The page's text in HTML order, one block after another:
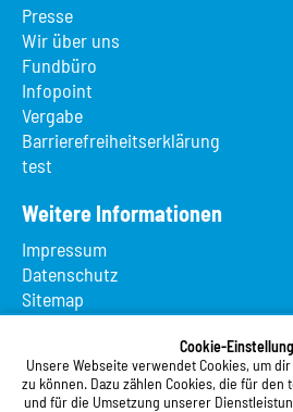
Cookie-
Unsere Webseite verwendet Cookies, um
zu können. Dazu zählen Cookies, die für
und für die Umsetzung unserer
Presse
Wir über uns
Fundbüro
Infopoint
Vergabe
Barrierefreiheitserklärung
test
Weitere Informationen
Impressum
Datenschutz
Sitemap
Suche
Registrierung